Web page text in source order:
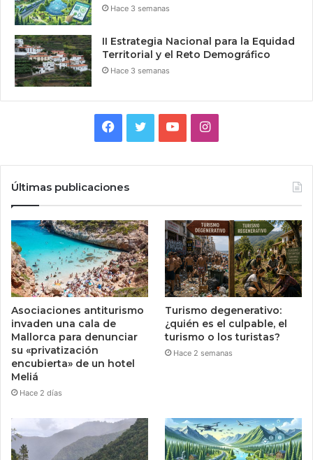
Hace 3 semanas
II Estrategia Nacional para la Equidad
Territorial y el Reto Demográfico
Hace 3 semanas
Facebook
TwitterYouTubeInstagram
Últimas publicaciones
Asociaciones antiturismo
invaden una cala de
Mallorca para denunciar
su «privatización
encubierta» de un hotel
Meliá
Hace 2 días
Turismo degenerativo:
¿quién es el culpable, el
turismo o los turistas?
Hace 2 semanas